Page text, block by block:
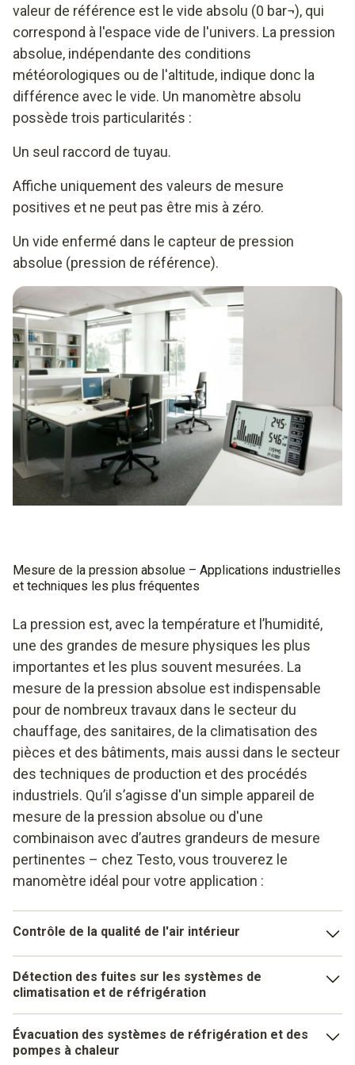
valeur de référence est le vide absolu (0 bar¬), qui
correspond à l'espace vide de l'univers. La pression
absolue, indépendante des conditions
météorologiques ou de l'altitude, indique donc la
différence avec le vide. Un manomètre absolu
possède trois particularités :
Un seul raccord de tuyau.
Affiche uniquement des valeurs de mesure
positives et ne peut pas être mis à zéro.
Un vide enfermé dans le capteur de pression
absolue (pression de référence).
Mesure de la pression absolue – Applications industrielles
et techniques les plus fréquentes
La pression est, avec la température et l’humidité,
une des grandes de mesure physiques les plus
importantes et les plus souvent mesurées. La
mesure de la pression absolue est indispensable
pour de nombreux travaux dans le secteur du
chauffage, des sanitaires, de la climatisation des
pièces et des bâtiments, mais aussi dans le secteur
des techniques de production et des procédés
industriels. Qu’il s’agisse d'un simple appareil de
mesure de la pression absolue ou d'une
combinaison avec d’autres grandeurs de mesure
pertinentes – chez Testo, vous trouverez le
manomètre idéal pour votre application :
Contrôle de la qualité de l'air intérieur
tant d’autres permettant de surveiller de manière fiable la
qualité de l’air ambiant. Il est recommandé d'utiliser des
importantes, tels que :
Détection des fuites sur les systèmes de
climatisation et de réfrigération
détectera les zones non étanches rapidement et de
manière sûre. Vous pourrez ainsi restaurer rapidement la
Évacuation des systèmes de réfrigération et des
pompes à chaleur